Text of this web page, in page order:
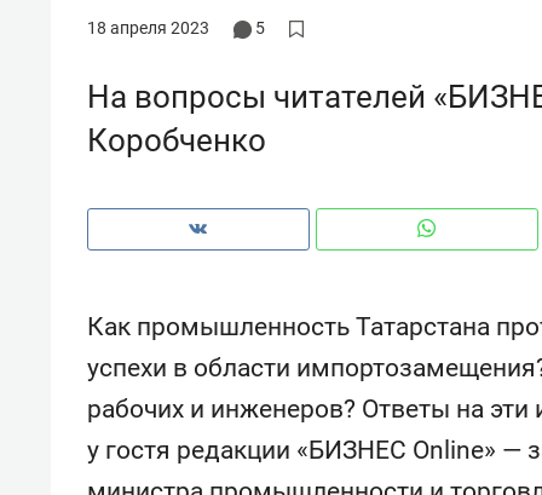
18 апреля 2023 5
На вопросы читателей
Коробченко
Как промышленность Татарстана
успехи в области
рабочих и инженеров? Ответы на
у гостя редакции «БИЗНЕС Online» —
Опыт выживания в дикой
природе, работа
с ментальным и физическим
и
в